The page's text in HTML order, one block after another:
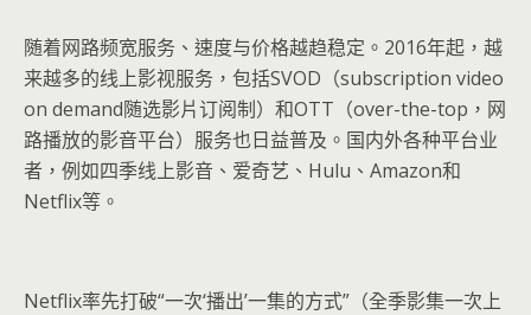
随着网路频宽服务、速度与价格越趋稳定。2016年起，越
来越多的线上影视服务，包括SVOD（subscription video
on demand随选影片订阅制）和OTT（over-the-top，网
路播放的影音平台）服务也日益普及。国内外各种平台业
者，例如四季线上影音、爱奇艺、Hulu、Amazon和
Netflix等。
Netflix率先打破“一次‘播出’一集的方式”（全季影集一次上